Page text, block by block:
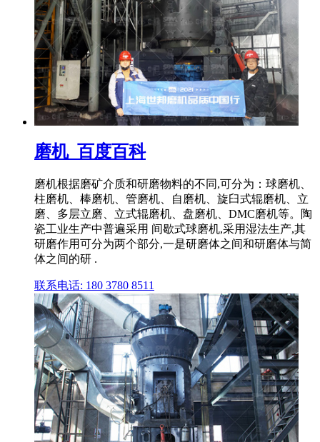
磨机_百度百科
磨机根据磨矿介质和研磨物料的不同,可分为：球磨机、
柱磨机、棒磨机、管磨机、自磨机、旋臼式辊磨机、立
磨、多层立磨、立式辊磨机、盘磨机、DMC磨机等。陶
瓷工业生产中普遍采用 间歇式球磨机,采用湿法生产,其
研磨作用可分为两个部分,一是研磨体之间和研磨体与简
体之间的研 .
联系电话: 180 3780 8511